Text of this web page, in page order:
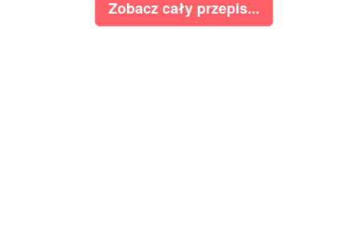
Zobacz cały przepis...